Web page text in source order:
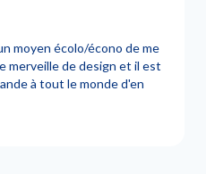
moyen écolo/écono de me
merveille de design et il est
à tout le monde d'en